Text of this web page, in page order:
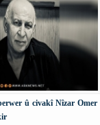
û civakî Nîzar Omer